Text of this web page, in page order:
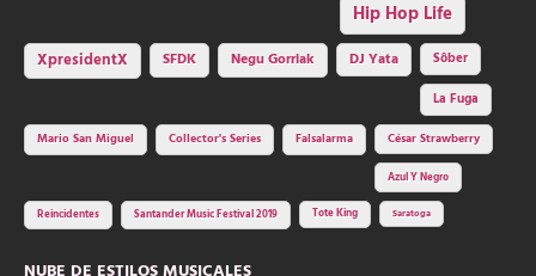
Hip Hop Life
XpresidentX SFDK Negu Gorriak DJ Yata
Sôber
La Fuga
Mario San Miguel
Collector's Series Falsalarma César Strawberry
Azul Y Negro
Reincidentes Santander Music Festival 2019 Tote King Saratoga